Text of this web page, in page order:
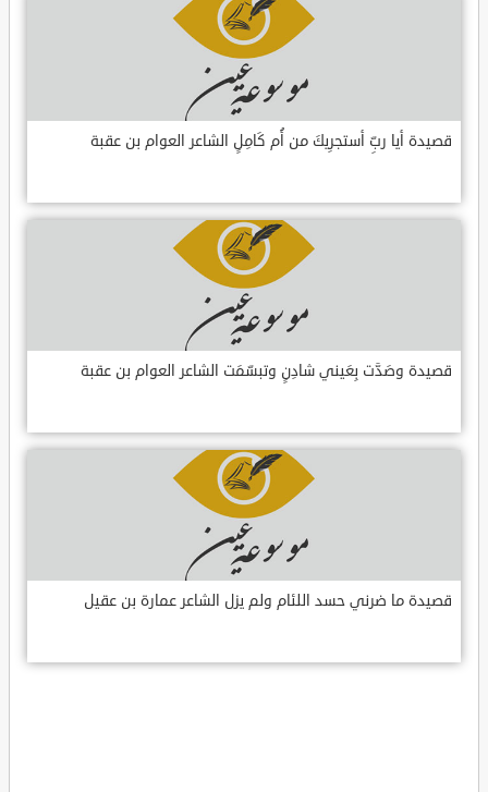
قصيدة أيا ربِّ أستجرِيكَ من أُم كَامِلٍ الشاعر العوام بن عقبة
قصيدة وصَدَّت بِعَيني شادِنٍ وتبسّمَت الشاعر العوام بن عقبة
قصيدة ما ضرني حسد اللئام ولم يزل الشاعر عمارة بن عقيل